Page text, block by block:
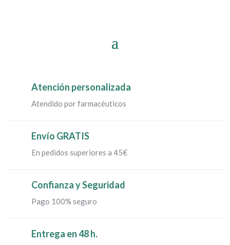
Atención personalizada
Atendido por farmacéuticos
Envío GRATIS
En pedidos superiores a 45€
Confianza y Seguridad
Pago 100% seguro
Entrega en 48 h.